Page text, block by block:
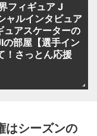
フィギュア J
ャルインタビュア
ュアスケーターの
部屋【選手イン
！さっとん応援
はシーズンの